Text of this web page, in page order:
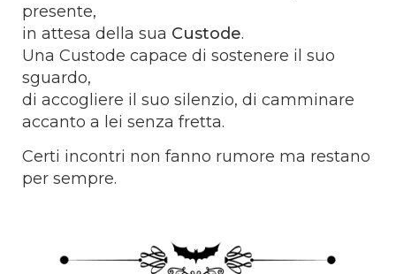
presente,
in attesa della sua Custode.
Una Custode capace di sostenere il suo
sguardo,
di accogliere il suo silenzio, di camminare
accanto a lei senza fretta.
Certi incontri non fanno rumore ma restano
per sempre.